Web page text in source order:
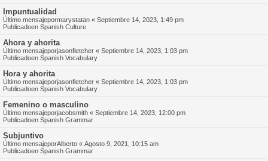
Impuntualidad
Último mensajepormarystatan « Septiembre 14, 2023, 1:49 pm
Publicadoen Spanish Culture
Ahora y ahorita
Último mensajeporjasonfletcher « Septiembre 14, 2023, 1:03 pm
Publicadoen Spanish Vocabulary
Hora y ahorita
Último mensajeporjasonfletcher « Septiembre 14, 2023, 1:03 pm
Publicadoen Spanish Vocabulary
Femenino o masculino
Último mensajeporjacobsmith « Septiembre 14, 2023, 12:00 pm
Publicadoen Spanish Grammar
Subjuntivo
Último mensajeporAlberto « Agosto 9, 2021, 10:15 am
Publicadoen Spanish Grammar